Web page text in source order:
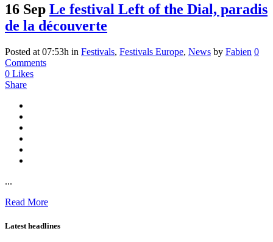
16 Sep Le festival Left of the Dial, paradis
de la découverte
Posted at 07:53h in Festivals, Festivals Europe, News by Fabien 0
Comments
0 Likes
Share
...
Read More
Latest headlines